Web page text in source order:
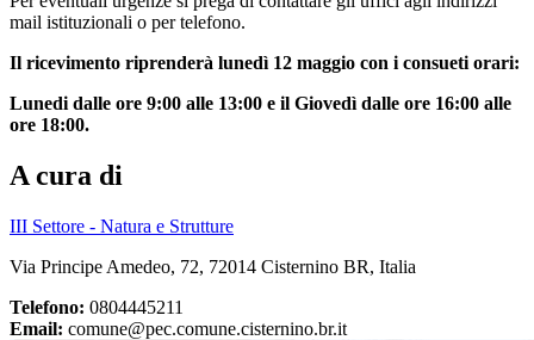
mail istituzionali o per telefono.
Il ricevimento riprenderà lunedì 12 maggio con i consueti orari:
Lunedi dalle ore 9:00 alle 13:00 e il Giovedì dalle ore 16:00 alle
ore 18:00.
A cura di
III Settore - Natura e Strutture
Via Principe Amedeo, 72, 72014 Cisternino BR, Italia
Telefono: 0804445211
Email: comune@pec.comune.cisternino.br.it